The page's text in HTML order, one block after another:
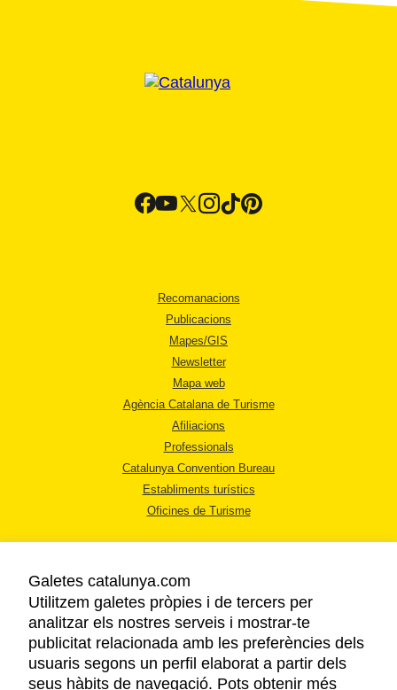
Recomanacions
Publicacions
Mapes/GIS
Newsletter
Mapa web
Agència Catalana de Turisme
Afiliacions
Professionals
Catalunya Convention Bureau
Establiments turístics
Oficines de Turisme
AVÍS LEGAL
POLÍTICA DE PRIVACITAT
COOKIES
Galetes catalunya.com
Utilitzem galetes pròpies i de tercers per
analitzar els nostres serveis i mostrar-te
publicitat relacionada amb les preferències dels
usuaris segons un perfil elaborat a partir dels
seus hàbits de navegació. Pots obtenir més